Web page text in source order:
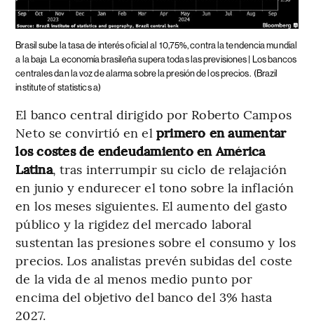
Brasil sube la tasa de interés oficial al 10,75%, contra la tendencia mundial
a la baja La economía brasileña supera todas las previsiones | Los bancos
centrales dan la voz de alarma sobre la presión de los precios. (Brazil
institute of statistics a)
El banco central dirigido por Roberto Campos
Neto se convirtió en el primero en aumentar
los costes de endeudamiento en América
Latina, tras interrumpir su ciclo de relajación
en junio y endurecer el tono sobre la inflación
en los meses siguientes. El aumento del gasto
público y la rigidez del mercado laboral
sustentan las presiones sobre el consumo y los
precios. Los analistas prevén subidas del coste
de la vida de al menos medio punto por
encima del objetivo del banco del 3% hasta
2027.